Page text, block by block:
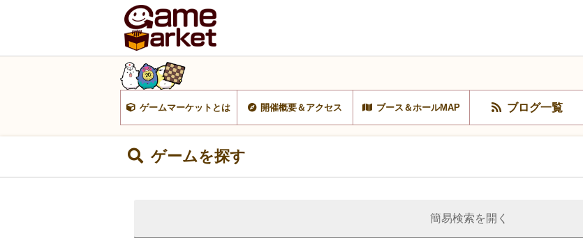
ゲームマーケットとは 開催概要＆アクセス ブース＆ホールMAP ブログ一覧
ゲームを探す
簡易検索を開く